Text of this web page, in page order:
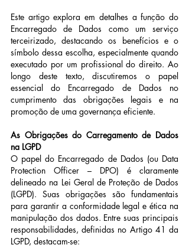
Este artigo explora em detalhes a função do
Encarregado de Dados como um serviço
terceirizado, destacando os benefícios e o
símbolo dessa escolha, especialmente quando
executado por um profissional do direito. Ao
longo deste texto, discutiremos o papel
essencial do Encarregado de Dados no
cumprimento das obrigações legais e na
promoção de uma governança eficiente.
As Obrigações do Carregamento de Dados
na LGPD
O papel do Encarregado de Dados (ou Data
Protection Officer – DPO) é claramente
delineado na Lei Geral de Proteção de Dados
(LGPD). Suas obrigações são fundamentais
para garantir a conformidade legal e ética na
manipulação dos dados. Entre suas principais
responsabilidades, definidas no Artigo 41 da
LGPD, destacam-se: